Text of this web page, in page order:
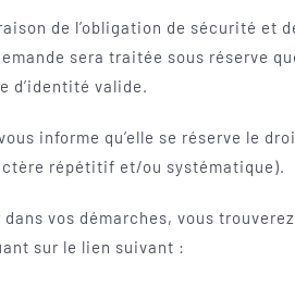
de l’obligation de sécurité
sera traitée sous réserve
d’identité valide.
informe qu’elle se réserve le
répétitif et/ou systématique).
dans vos démarches, vous
sur le lien suivant :